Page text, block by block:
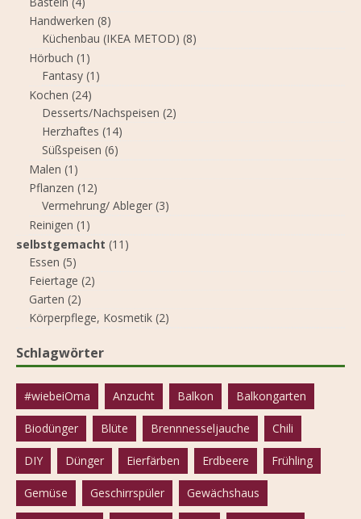
Handwerken (8)
Küchenbau (IKEA METOD) (8)
Hörbuch (1)
Fantasy (1)
Kochen (24)
Desserts/Nachspeisen (2)
Herzhaftes (14)
Süßspeisen (6)
Malen (1)
Pflanzen (12)
Vermehrung/ Ableger (3)
Reinigen (1)
selbstgemacht (11)
Essen (5)
Feiertage (2)
Garten (2)
Körperpflege, Kosmetik (2)
Schlagwörter
#wiebeiOma Anzucht Balkon Balkongarten
Biodünger Blüte Brennnesseljauche Chili
DIY Dünger Eierfärben Erdbeere Frühling
Gemüse Geschirrspüler Gewächshaus